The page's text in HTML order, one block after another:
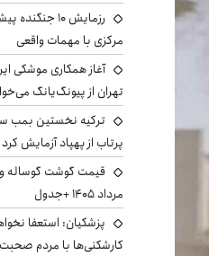
رزمایش ۱۰
مرکزی با مهمات واقعی
آغاز همکاری موشکی
تهران از پیونگ‌یانگ
ترکیه نخستین بمب
پرتاب از پهپاد آزمایش کرد
مرداد ۱۴۰۵ +جدول
پزشکیان: استعفا
کارشکنی‌ها با مردم